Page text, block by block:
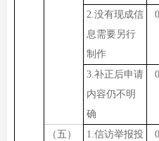
2.没有现成信
息需要另行
制作
0
3.补正后申请
内容仍不明
确
0
（五）
1.信访举报投
0